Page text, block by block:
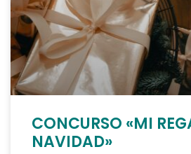
CONCURSO «MI
NAVIDAD»